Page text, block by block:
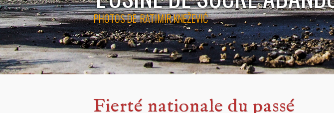
RATIMIR KNEŽEVIĆ
PHOTOS DE
Fierté nationale du passé